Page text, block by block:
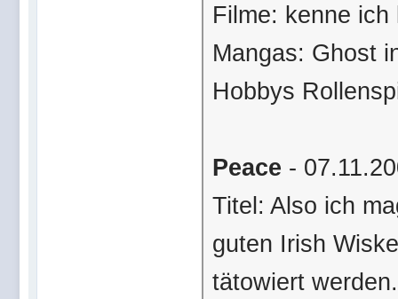
Filme: kenne
Mangas: Ghost
Hobbys
Peace -
Titel: Also ich
guten Irish
tätowiert werden.